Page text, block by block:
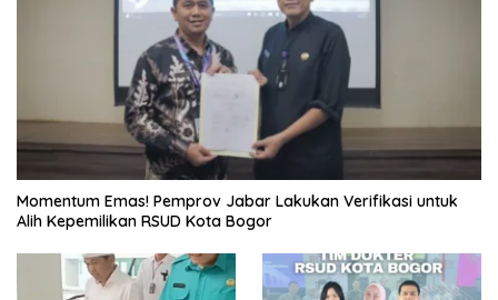
Momentum Emas! Pemprov Jabar Lakukan Verifikasi untuk
Alih Kepemilikan RSUD Kota Bogor